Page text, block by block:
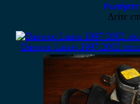
Ρωτήστε
Δείτε
Daewoo Lanos 1997-2002